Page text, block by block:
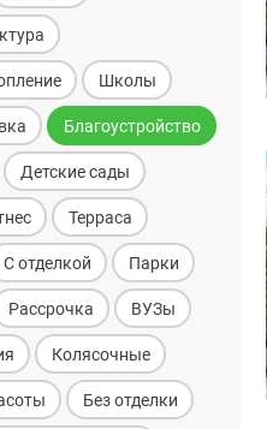
С отделкой Парки
Рассрочка ВУЗы
Колясочные
Без отделки
Школы
Благоустройство
Детские сады
Терраса